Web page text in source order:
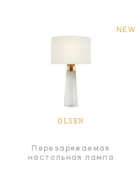
NEW
OLSEN
Перезаряжаемая
настольная лампа